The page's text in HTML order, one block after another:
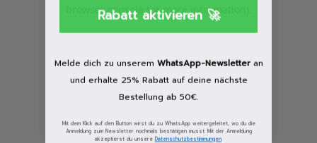
browser console for more information)
Rabatt aktivieren 🚀
Melde dich zu unserem WhatsApp-Newsletteran
und erhalte 25% Rabatt auf deine nächste
Bestellung ab 50€.
Mit dem Klick auf den Button wirst du zu WhatsApp weitergeleitet, wo du die
Anmeldung zum Newsletter nochmals bestätigen musst. Mit der Anmeldung
akzeptierst du unsere Datenschutzbestimmungen